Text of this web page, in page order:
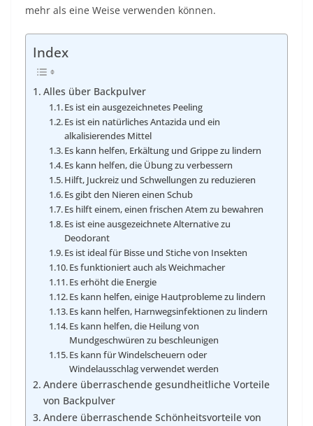
mehr als eine Weise verwenden können.
Index
Alles über Backpulver
Es ist ein ausgezeichnetes Peeling
Es ist ein natürliches Antazida und ein
alkalisierendes Mittel
Es kann helfen, Erkältung und Grippe zu lindern
Es kann helfen, die Übung zu verbessern
Hilft, Juckreiz und Schwellungen zu reduzieren
Es gibt den Nieren einen Schub
Es hilft einem, einen frischen Atem zu bewahren
Es ist eine ausgezeichnete Alternative zu
Deodorant
Es ist ideal für Bisse und Stiche von Insekten
Es funktioniert auch als Weichmacher
Es erhöht die Energie
Es kann helfen, einige Hautprobleme zu lindern
Es kann helfen, Harnwegsinfektionen zu lindern
Es kann helfen, die Heilung von
Mundgeschwüren zu beschleunigen
Es kann für Windelscheuern oder
Windelausschlag verwendet werden
Andere überraschende gesundheitliche Vorteile
von Backpulver
Andere überraschende Schönheitsvorteile von